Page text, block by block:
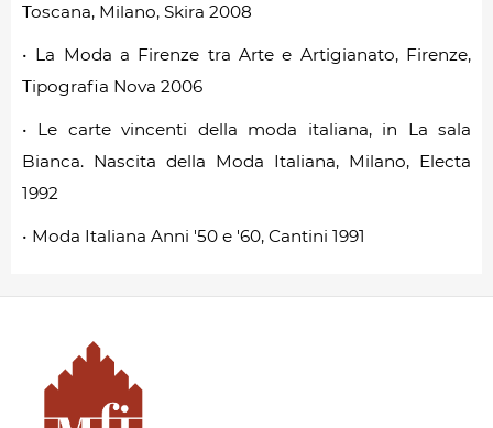
Toscana, Milano, Skira 2008
• La Moda a Firenze tra Arte e Artigianato, Firenze,
Tipografia Nova 2006
• Le carte vincenti della moda italiana, in La sala
Bianca. Nascita della Moda Italiana, Milano, Electa
1992
• Moda Italiana Anni '50 e '60, Cantini 1991